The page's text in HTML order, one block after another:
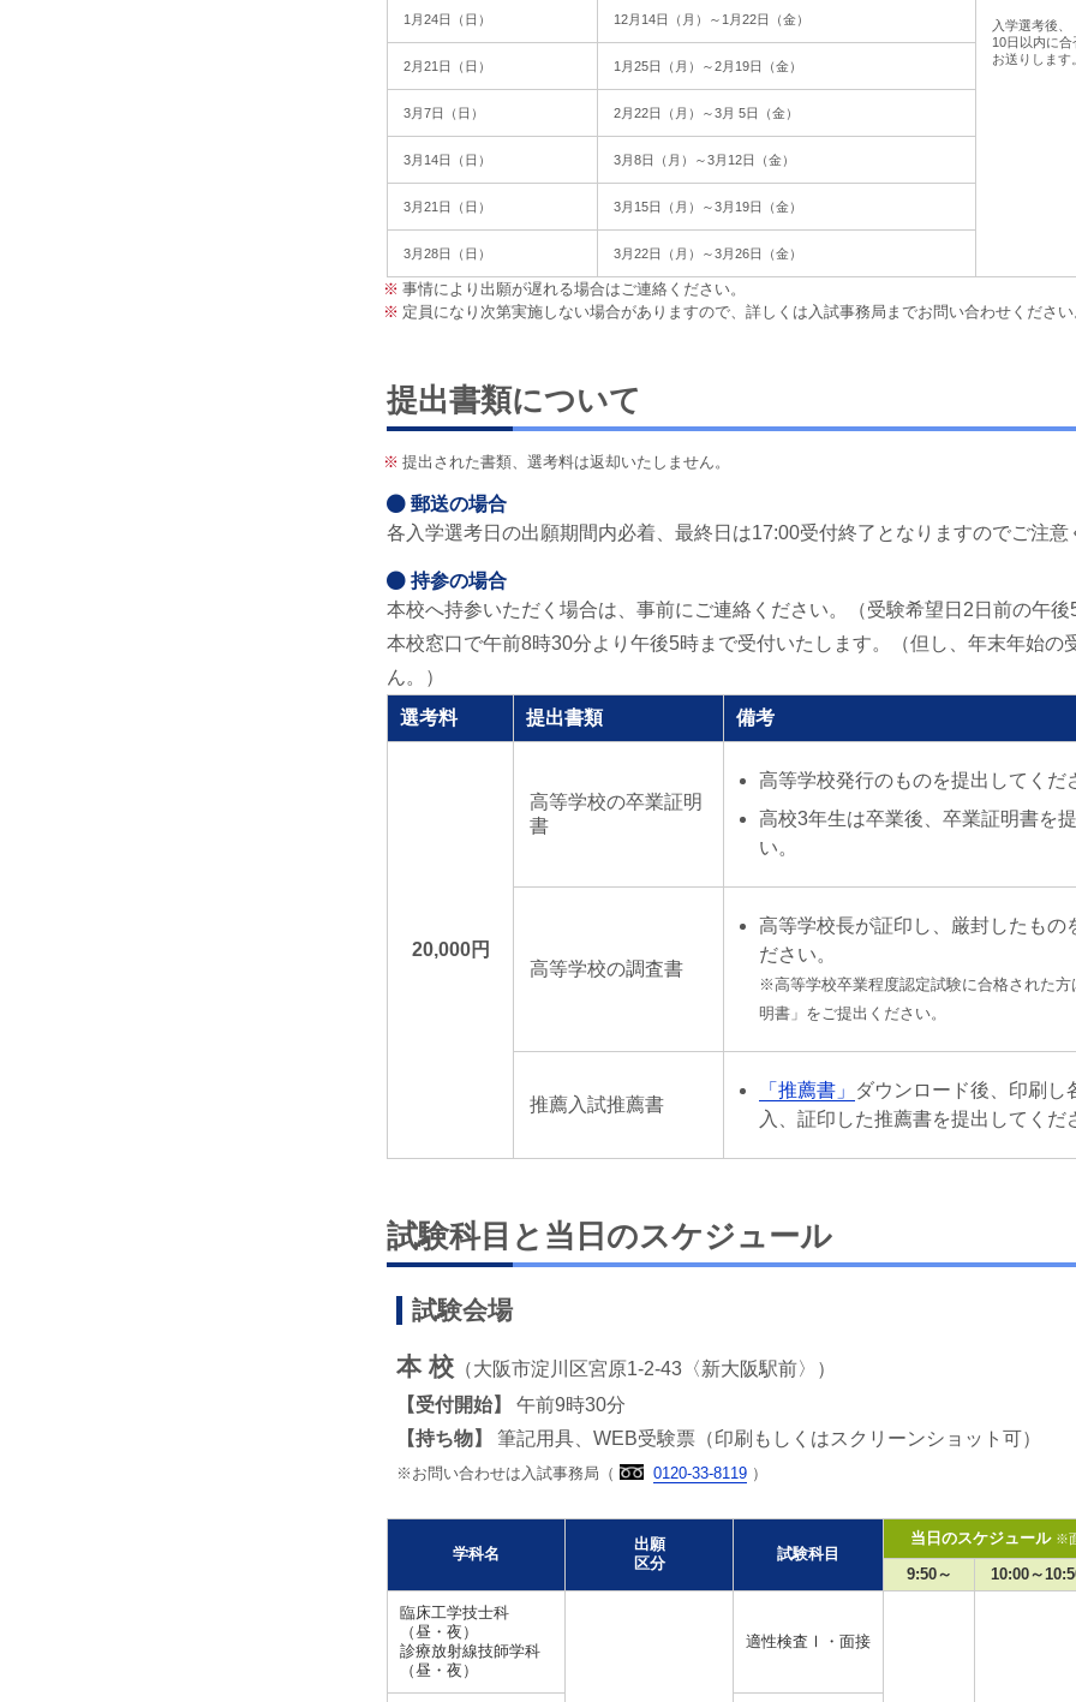
入学選考後、
10日以内に合
お送りします
1月24日（日） 12月14日（月）～1月22日（金）
2月21日（日） 1月25日（月）～2月19日（金）
3月7日（日） 2月22日（月）～3月 5日（金）
3月14日（日） 3月8日（月）～3月12日（金）
3月21日（日） 3月15日（月）～3月19日（金）
3月28日（日） 3月22日（月）～3月26日（金）
※ 事情により出願が遅れる場合はご連絡ください。
※ 定員になり次第実施しない場合がありますので、詳しくは入試事務局までお問い合わせくださ
提出書類について
※ 提出された書類、選考料は返却いたしません。
郵送の場合
各入学選考日の出願期間内必着、最終日は17:00受付終了となりますのでご注意
持参の場合
本校へ持参いただく場合は、事前にご連絡ください。（受験希望日2日前の午後
本校窓口で午前8時30分より午後5時まで受付いたします。（但し、年末年始の
ん。）
選考料
提出書類 備考
20,000円
高等学校の卒業証明
書
高等学校発行のものを提出してくだ
高校3年生は卒業後、卒業証明書を
い。
高等学校の調査書
高等学校長が証印し、厳封したもの
ださい。
※高等学校卒業程度認定試験に合格された方
明書」をご提出ください。
推薦入試推薦書
「推薦書」
ダウンロード後、印刷し
入、証印した推薦書を提出してくだ
試験科目と当日のスケジュール
試験会場
本 校 （大阪市淀川区宮原1-2-43〈新大阪駅前〉）
【受付開始】
午前9時30分
【持ち物】
筆記用具、WEB受験票（印刷もしくはスクリーンショット可）
※お問い合わせは入試事務局（ 0120-33-8119 ）
学科名
出願
区分
試験科目
当日のスケジュール ※
9:50～ 10:00～
臨床工学技士科
（昼・夜）
診療放射線技師学科
（昼・夜）
適性検査Ⅰ・面接